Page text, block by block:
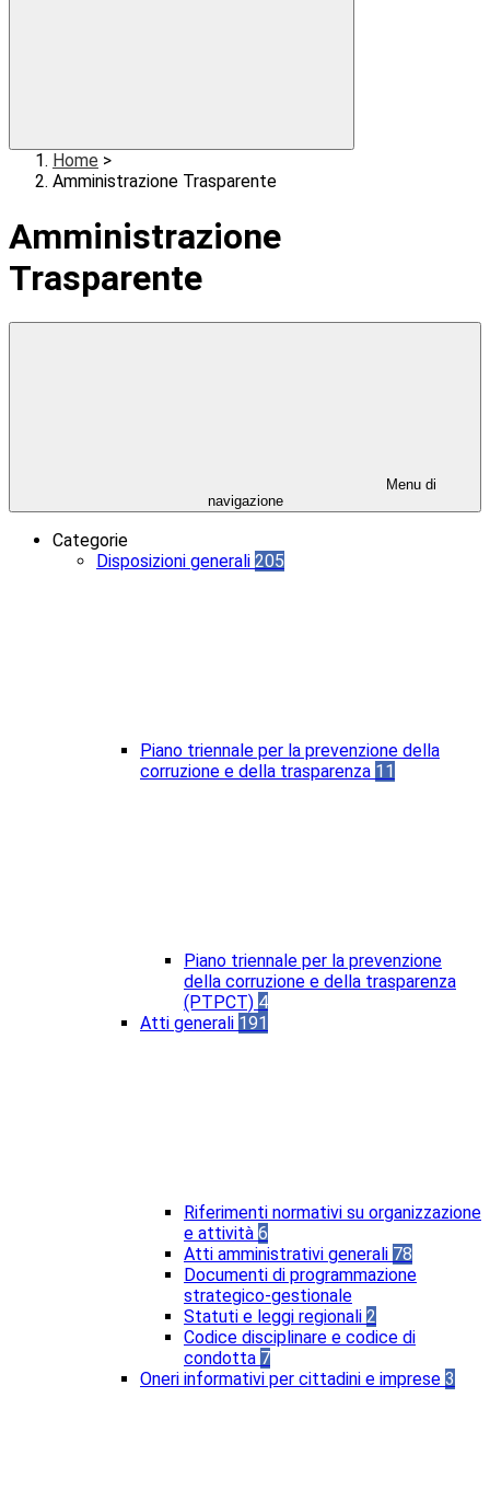
Home >
Amministrazione Trasparente
Amministrazione
Trasparente
Menu di
navigazione
Categorie
Disposizioni generali 205
Piano triennale per la prevenzione della
corruzione e della trasparenza 11
Piano triennale per la prevenzione
della corruzione e della trasparenza
(PTPCT) 4
Atti generali 191
Riferimenti normativi su organizzazione
e attività 6
Atti amministrativi generali 78
Documenti di programmazione
strategico-gestionale
Statuti e leggi regionali 2
Codice disciplinare e codice di
condotta 7
Oneri informativi per cittadini e imprese 3